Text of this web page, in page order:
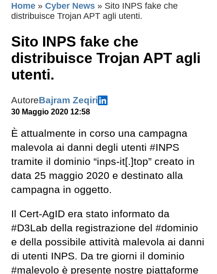
Home » Cyber News » Sito INPS fake che
distribuisce Trojan APT agli utenti.
Sito INPS fake che
distribuisce Trojan APT agli
utenti.
AutoreBajram Zeqiri
30 Maggio 2020 12:58
È attualmente in corso una campagna
malevola ai danni degli utenti #INPS
tramite il dominio “inps-it[.]top” creato in
data 25 maggio 2020 e destinato alla
campagna in oggetto.
Il Cert-AgID era stato informato da
#D3Lab della registrazione del #dominio
e della possibile attività malevola ai danni
di utenti INPS. Da tre giorni il dominio
#malevolo è presente nostre piattaforme